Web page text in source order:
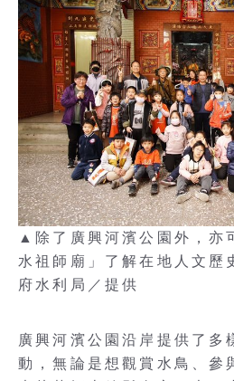
▲除了廣興河濱公園外，亦
水祖師廟」了解在地人文
府水利局／提供
廣興河濱公園沿岸提供了多
動，無論是想觀賞水鳥、參